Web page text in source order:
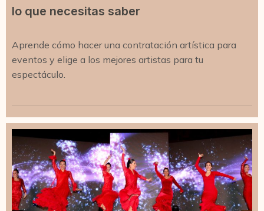
lo que necesitas saber
Aprende cómo hacer una contratación artística para
eventos y elige a los mejores artistas para tu
espectáculo.